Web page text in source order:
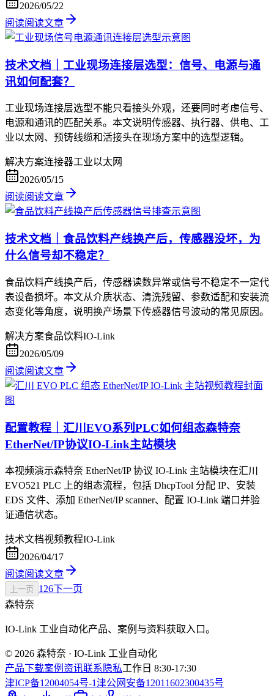
2026/05/22
阅读阅读文章
技术文档｜工业现场连接层选型：信号、电源与通
讯如何配套？
工业现场连接层选型不能只看接头外观，还要同时考虑信号、
电源和通讯的匹配关系。本文说明传感器、执行器、供电、工
业以太网、预铸线缆和活接头在现场方案中的选型逻辑。
解决方案连接器工业以太网
2026/05/15
阅读阅读文章
技术文档｜食品饮料产线换产后，传感器没坏，为
什么信号却不稳定？
食品饮料产线换产后，传感器读数异常或信号不稳定不一定代
表设备损坏。本文从介质状态、清洗残留、参数适配和安装流
态变化等角度，说明换产场景下传感器信号波动的常见原因。
解决方案食品饮料IO-Link
2026/05/09
阅读阅读文章
配置教程｜汇川EVO系列PLC如何组态森特奈
EtherNet/IP协议IO-Link主站模块
本视频演示森特奈 EtherNet/IP 协议 IO-Link 主站模块在汇川
EVO521 PLC 上的组态流程，包括 DhcpTool 分配 IP、安装
EDS 文件、添加 EtherNet/IP scanner、配置 IO-Link 端口并验
证通信状态。
技术文档视频教程IO-Link
2026/04/17
阅读阅读文章
上一页 1 26下一页
森特奈
IO-Link 工业自动化产品、案例与资料获取入口。
© 2026 森特奈 · IO-Link 工业自动化
产品下载案例 资讯联系 隐私工作日 8:30-17:30
津ICP备12004054号-1津公网安备12011602300435号